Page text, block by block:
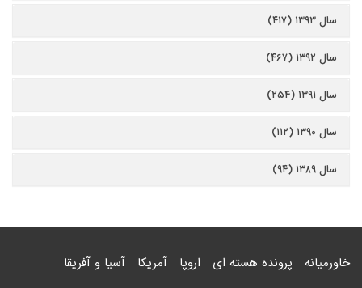
سال ۱۳۹۳ (۴۱۷)
سال ۱۳۹۲ (۴۶۷)
سال ۱۳۹۱ (۲۵۴)
سال ۱۳۹۰ (۱۱۲)
سال ۱۳۸۹ (۹۴)
خاورمیانه پرونده هسته ای اروپا آمریکا آسیا و آفریقا